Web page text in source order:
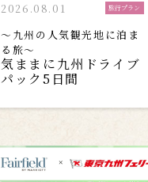
2026.08.01 旅行プラン
～九州の人気観光地に泊ま
る旅～
気ままに九州ドライブ
パック5日間